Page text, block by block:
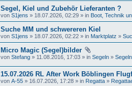
Segel, Kiel und Zubehör Lieferanten ?
von S1jens » 18.07.2026, 02:29 » in Boot, Technik
Suche MM und schwereren Kiel
von S1jens » 18.07.2026, 02:22 » in Marktplatz »
Micro Magic (Segel)bilder
von Stefang » 11.08.2016, 17:03 » in Segeln »
15.07.2026 RL After Work Böblingen
von A-55 » 16.07.2026, 17:28 » in Regatta »